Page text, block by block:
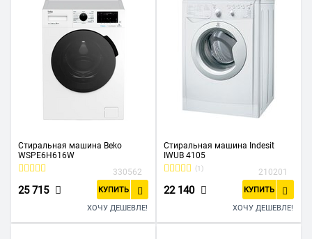
Стиральная машина Beko
WSPE6H616W
330562
25 715 КУПИТЬ
ХОЧУ ДЕШЕВЛЕ!
Стиральная машина Indesit
IWUB 4105
(1) 210201
22 140 КУПИТЬ
ХОЧУ ДЕШЕВЛЕ!